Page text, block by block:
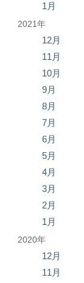
1月
2021年
12月
11月
10月
9月
8月
7月
6月
5月
4月
3月
2月
1月
2020年
12月
11月